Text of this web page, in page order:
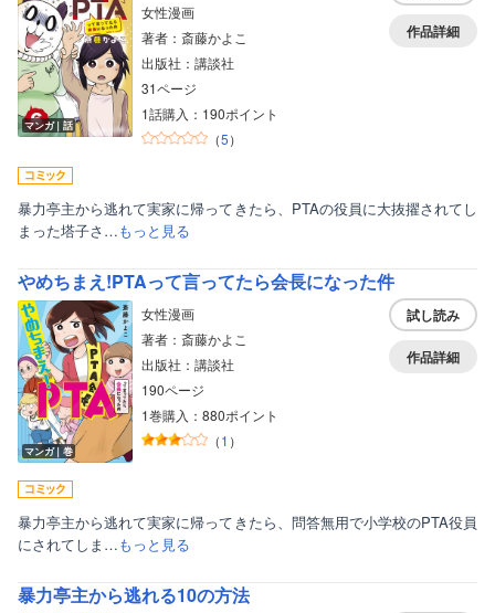
マンガ｜話
女性漫画
著者：斎藤かよこ
出版社：講談社
31ページ
1話購入：190ポイント
（5）
作品詳細
暴力亭主から逃れて実家に帰ってきたら、PTAの役員に大抜擢されてし
まった塔子さ…もっと見る
やめちまえ!PTAって言ってたら会長になった件
マンガ｜巻
女性漫画
著者：斎藤かよこ
出版社：講談社
190ページ
1巻購入：880ポイント
（1 ）
試し読み
作品詳細
暴力亭主から逃れて実家に帰ってきたら、問答無用で小学校のPTA役員
にされてしま…もっと見る
暴力亭主から逃れる10の方法